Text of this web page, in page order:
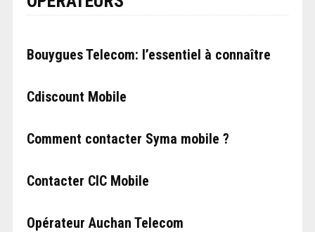
Bouygues Telecom: l’essentiel à connaître
Cdiscount Mobile
Comment contacter Syma mobile ?
Contacter CIC Mobile
Opérateur Auchan Telecom